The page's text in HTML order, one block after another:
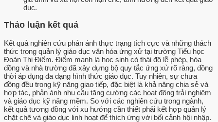
dục.
Thảo luận kết quả
Kết quả nghiên cứu phản ánh thực trạng tích cực và những thách
thức trong quản lý giáo dục văn hóa ứng xử tại trường Tiểu học
Đoàn Thị Điểm. Điểm mạnh là học sinh có thái độ lễ phép, hòa
đồng và nhà trường đã xây dựng bộ quy tắc ứng xử rõ ràng, đồng
thời áp dụng đa dạng hình thức giáo dục. Tuy nhiên, sự chưa
đồng đều trong kỹ năng giao tiếp, đặc biệt là khả năng chia sẻ và
hợp tác, phản ánh nhu cầu tăng cường các hoạt động trải nghiệm
và giáo dục kỹ năng mềm. So với các nghiên cứu trong ngành,
kết quả tương đồng với xu hướng cần thiết phải kết hợp quản lý
chặt chẽ và giáo dục linh hoạt để thích ứng với bối cảnh hội nhập.